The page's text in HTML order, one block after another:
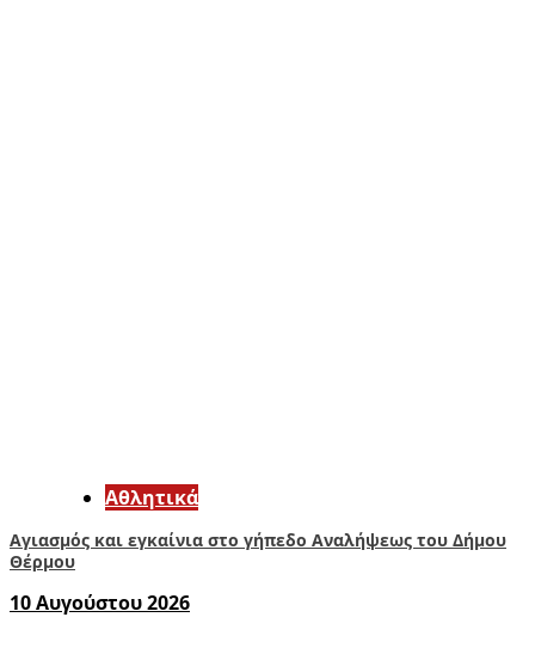
Αθλητικά
Αγιασμός και εγκαίνια στο γήπεδο Αναλήψεως του Δήμου
Θέρμου
10 Αυγούστου 2026